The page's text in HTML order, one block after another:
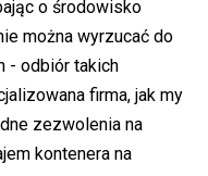
o środowisko
można wyrzucać do
- odbiór takich
firma, jak my
zezwolenia na
kontenera na